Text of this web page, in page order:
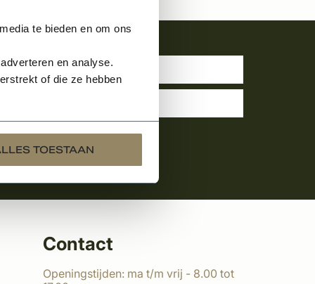
te bieden en om ons
en analyse.
of die ze hebben
TOESTAAN
Contact
Openingstijden: ma t/m vrij - 8.00 tot